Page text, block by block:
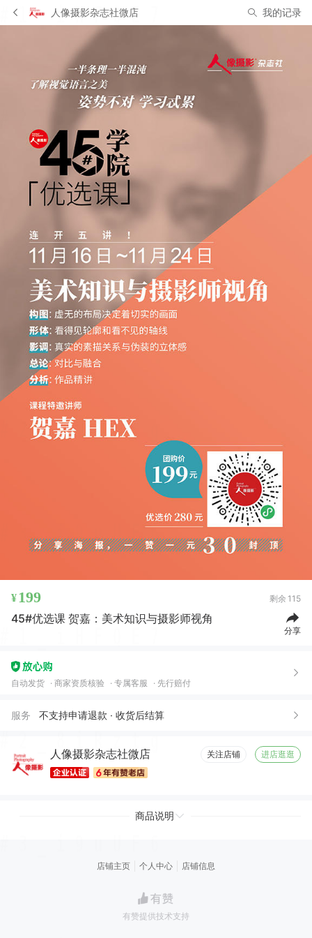
人像摄影杂志社微店 我的记录
¥199 剩余 115
45#优选课 贺嘉：美术知识与摄影师视角
分享
自动发货 商家资质核验 专属客服 先行赔付
服务 不支持申请退款 · 收货后结算
人像摄影杂志社微店 关注店铺 进店逛逛
商品说明
店铺主页 个人中心 店铺信息
有赞提供技术支持